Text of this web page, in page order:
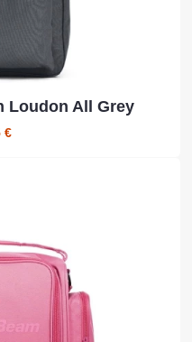
Loudon All Grey
€